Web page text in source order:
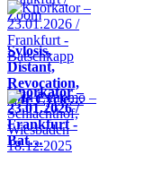
Sylosis,
Distant,
Revocation,
Life Cycle…
Knorkator –
23.01.2026 /
Frankfurt -
Bat…